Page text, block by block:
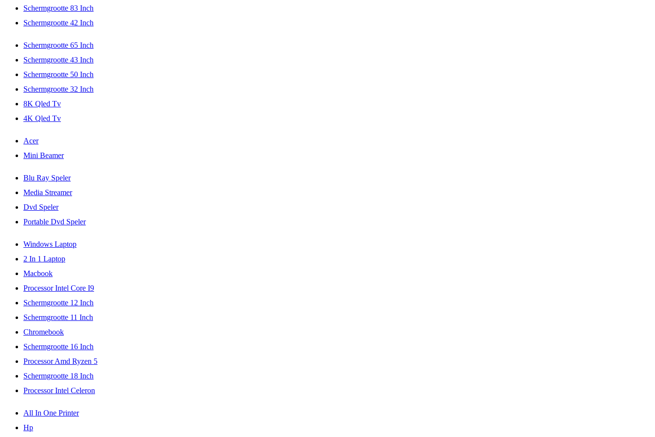
Schermgrootte 83 Inch
Schermgrootte 42 Inch
Schermgrootte 65 Inch
Schermgrootte 43 Inch
Schermgrootte 50 Inch
Schermgrootte 32 Inch
8K Qled Tv
4K Qled Tv
Acer
Mini Beamer
Blu Ray Speler
Media Streamer
Dvd Speler
Portable Dvd Speler
Windows Laptop
2 In 1 Laptop
Macbook
Processor Intel Core I9
Schermgrootte 12 Inch
Schermgrootte 11 Inch
Chromebook
Schermgrootte 16 Inch
Processor Amd Ryzen 5
Schermgrootte 18 Inch
Processor Intel Celeron
All In One Printer
Hp